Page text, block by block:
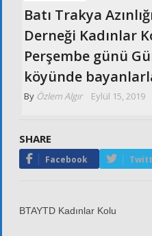
Batı Trakya
Derneği Kadınlar
Perşembe günü
köyünde
By Özlem Algır Eylül 15, 2019
SHARE
Facebook
BTAYTD Kadınlar Kolu